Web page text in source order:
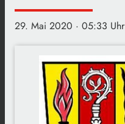
29. Mai 2020 · 05:33 Uhr